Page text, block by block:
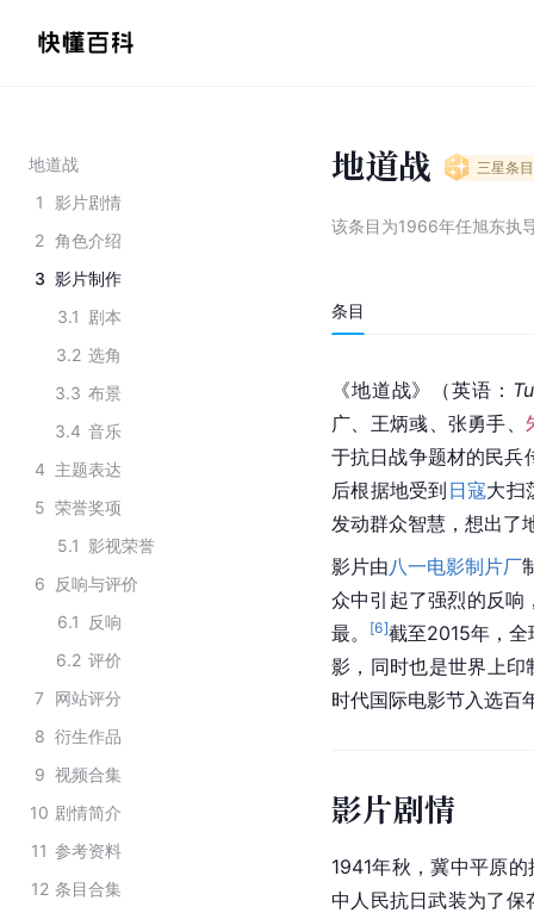
地道战
1
影片剧情
2 角色介绍
3 影片制作
3.1 剧本
3.2 选角
3.3 布景
3.4 音乐
4 主题表达
5 荣誉奖项
5.1 影视荣誉
6
反响与评价
6.1
反响
6.2 评价
7
网站评分
8 衍生作品
9 视频合集
10 剧情简介
11 参考资料
12 条目合集
地道战 三星条目
该条目为1966年任旭东执
条目
《地道战》（英语 ：
广
王炳彧 张勇手 、
于抗日战争题材的民兵
后根据地受到 日寇大扫
发动群众智慧，想出了
影片由八一电影制片厂
众中引起了强烈的反
最。
[6]截至2015年，
影，同时也是世界上
时代国际电影节入选百
影片剧情
1941年秋，冀中平原
中人民抗日武装为了保